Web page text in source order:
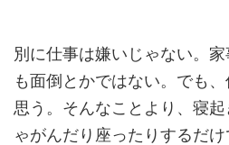
別に仕事は嫌いじゃない。
も面倒とかではない。でも
思う。そんなことより、寝
ゃがんだり座ったりするだ